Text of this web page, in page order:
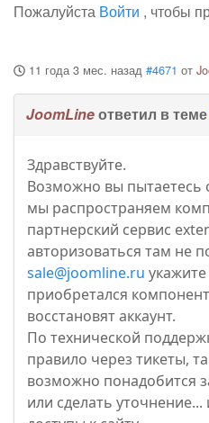
Пожалуйста Войти , чтобы
11 года 3 мес. назад #4671 от
JoomLineответил в теме
Здравствуйте.
Возможно вы пытаетесь
мы распространяем
партнерский сервис
авторизоваться там не
sale@joomline.ru
приобретался
восстановят аккаунт.
По технической
правило через тикеты,
возможно понадобится
или сделать